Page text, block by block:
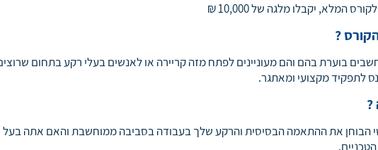
המלא, יקבלו מלגה של 10,000 ₪
?
בוערת בהם והם מעוניינים לפתח מזה קריירה או לאנשים בעלי רקע בתחום
לתפקיד מקצועי ומאתגר.
?
הבוחן את ההתאמה הבסיסית והרקע שלך בעבודה בסביבה ממוחשבת והאם אתה בעל